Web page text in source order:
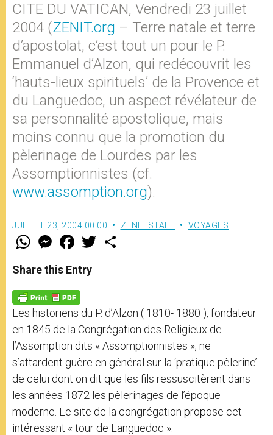
CITE DU VATICAN, Vendredi 23 juillet
2004 (ZENIT.org – Terre natale et terre
d’apostolat, c’est tout un pour le P.
Emmanuel d’Alzon, qui redécouvrit les
‘hauts-lieux spirituels’ de la Provence et
du Languedoc, un aspect révélateur de
sa personnalité apostolique, mais
moins connu que la promotion du
pèlerinage de Lourdes par les
Assomptionnistes (cf.
www.assomption.org).
JUILLET 23, 2004 00:00 ZENIT STAFF VOYAGES
W
t
s
p
p
M
e
s
e
g
e
r
F
a
e
b
o
k
w
Share this Entry
Les historiens du P. d’Alzon ( 1810- 1880 ), fondateur
en 1845 de la Congrégation des Religieux de
l’Assomption dits « Assomptionnistes », ne
s’attardent guère en général sur la ‘pratique pèlerine’
de celui dont on dit que les fils ressuscitèrent dans
les années 1872 les pèlerinages de l’époque
moderne. Le site de la congrégation propose cet
intéressant « tour de Languedoc ».